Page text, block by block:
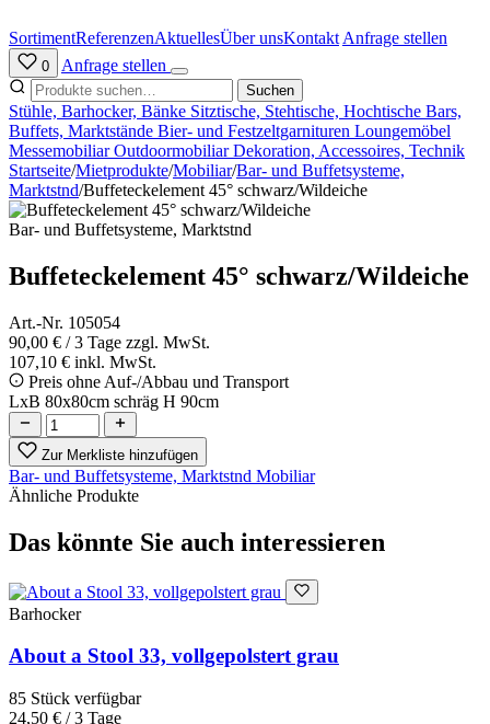
Inhalt
springen
SortimentReferenzenAktuellesÜber unsKontakt Anfrage stellen
0 Anfrage stellen
Suchen
Stühle, Barhocker, Bänke Sitztische, Stehtische, Hochtische Bars,
Buffets, Marktstände Bier- und Festzeltgarnituren Loungemöbel
MessemobiliarOutdoormobiliarDekoration, Accessoires, Technik
Startseite/Mietprodukte/Mobiliar/Bar- und Buffetsysteme,
Marktstnd/Buffeteckelement 45° schwarz/Wildeiche
Bar- und Buffetsysteme, Marktstnd
Buffeteckelement 45° schwarz/Wildeiche
Art.-Nr. 105054
90,00 € / 3 Tage zzgl. MwSt.
107,10 € inkl. MwSt.
Preis ohne Auf-/Abbau und Transport
LxB 80x80cm schräg H 90cm
Zur Merkliste hinzufügen
Bar- und Buffetsysteme, Marktstnd Mobiliar
Ähnliche Produkte
Das könnte Sie auch interessieren
Barhocker
About a Stool 33, vollgepolstert grau
85 Stück verfügbar
24,50 € / 3 Tage